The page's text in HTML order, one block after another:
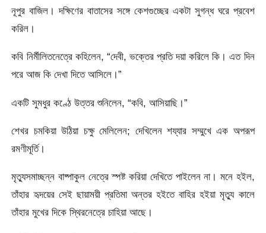
নূপুর বাজিল। দক্ষিণের বাতাসের সঙ্গে কেশগুচ্ছের একটা সুগন্ধ ঘরে প্রবেশ
করিল।
কবি নির্মীলিতনেত্রে কহিলেন, “দেবী, ভক্তের প্রতি দয়া করিলে কি। এত দিন
পরে আজ কি দেখা দিতে আসিলে।”
একটি সুমধুর কণ্ঠে উত্তর শুনিলেন, “কবি, আসিয়াছি।”
শেখর চমকিয়া উঠিয়া চক্ষু মেলিলেন; দেখিলেন শয্যার সম্মুখে এক অপরূপ
রমণীমূর্তি।
মৃত্যুসমাচ্ছন্ন বাষ্পাকুল নেত্রে স্পষ্ট করিয়া দেখিতে পাইলেন না। মনে হইল,
তাঁহার হৃদয়ের সেই ছায়াময়ী প্রতিমা অন্তর হইতে বাহির হইয়া মৃত্যু কালে
তাঁহার মুখের দিকে স্থিরনেত্রে চাহিয়া আছে।